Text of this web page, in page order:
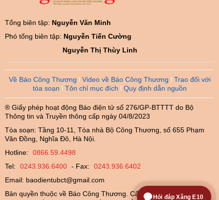
Tổng biên tập: Nguyễn Văn Minh
Phó tổng biên tập: Nguyễn Tiến Cường
Nguyễn Thị Thùy Linh
Về Báo Công Thương Video về Báo Công Thương
Trao đổi với
tòa soạn
Tôn chỉ mục đích Quy định dẫn nguồn
® Giấy phép hoạt động Báo điện tử số 276/GP-BTTTT do Bộ
Thông tin và Truyền thông cấp ngày 04/8/2023
Tòa soạn: Tầng 10-11, Tòa nhà Bộ Công Thương, số 655 Phạm
Văn Đồng, Nghĩa Đô, Hà Nội.
Hotline:
0866.59.4498
Tel:
0243.936.6400 - Fax:
0243.936.6402
Email: baodientubct@gmail.com
Bản quyền thuộc về Báo Công Thương. Cấm sao chép dưới mọi
Hỏi đáp Xăng E10